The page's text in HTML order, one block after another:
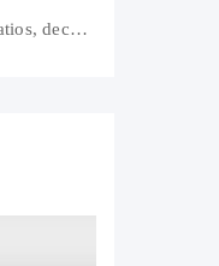
De vanzare: Apartament spatios, decomandat, bine compartimentat, 3 camere, 2 bai, bucatarie, suprafață utilă de 64 mp + 3 balcoane (11 mp), strada Barierei, zona Dragos Voda Oradea. 89 500 E (neg). Comision 0